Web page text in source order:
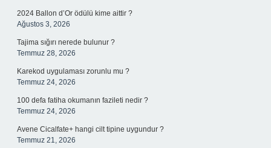
2024 Ballon d’Or ödülü kime aittir ?
Ağustos 3, 2026
Tajima sığırı nerede bulunur ?
Temmuz 28, 2026
Karekod uygulaması zorunlu mu ?
Temmuz 24, 2026
100 defa fatiha okumanın fazileti nedir ?
Temmuz 24, 2026
Avene Cicalfate+ hangi cilt tipine uygundur ?
Temmuz 21, 2026